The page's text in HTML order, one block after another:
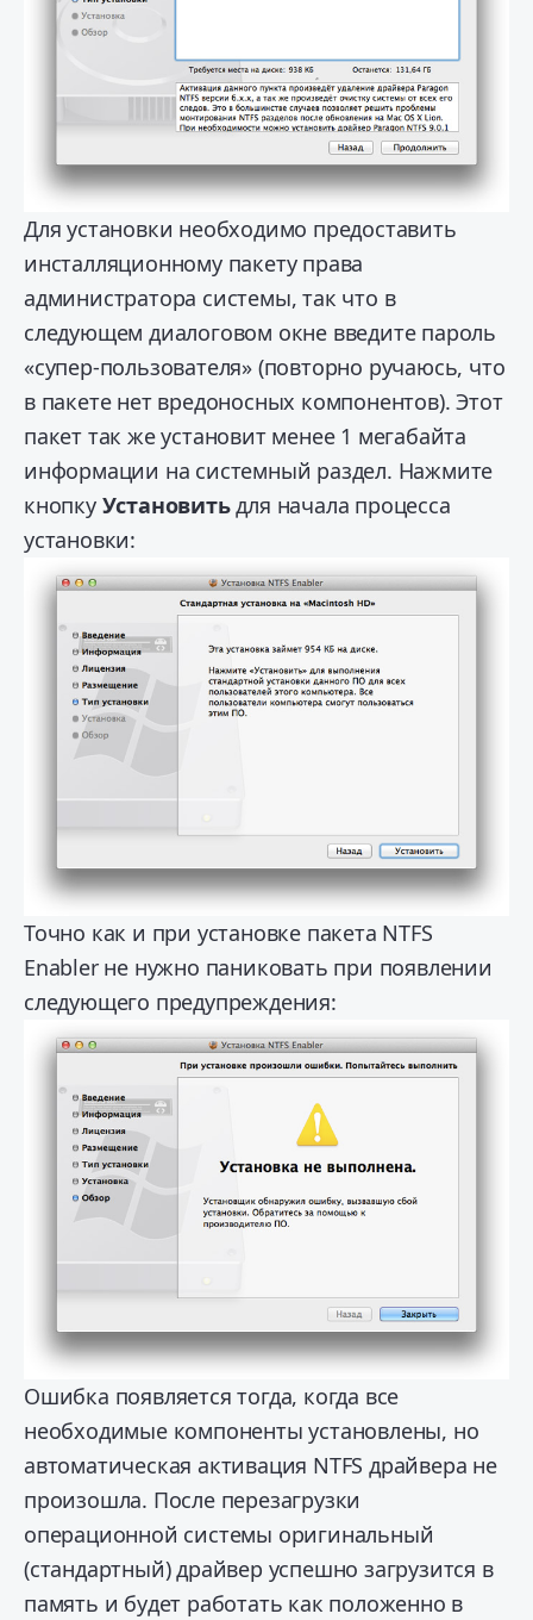
Для установки необходимо предоставить
инсталляционному пакету права
администратора системы, так что в
следующем диалоговом окне введите пароль
«супер-пользователя» (повторно ручаюсь, что
в пакете нет вредоносных компонентов). Этот
пакет так же установит менее 1 мегабайта
информации на системный раздел. Нажмите
кнопку Установитьдля начала процесса
установки:
Точно как и при установке пакета NTFS
Enabler не нужно паниковать при появлении
следующего предупреждения:
Ошибка появляется тогда, когда все
необходимые компоненты установлены, но
автоматическая активация NTFS драйвера не
произошла. После перезагрузки
операционной системы оригинальный
(стандартный) драйвер успешно загрузится в
память и будет работать как положенно в